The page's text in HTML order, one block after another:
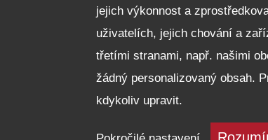
jejich výkonnost a
uživatelích, jejich chování a
třetími stranami, např. našimi
žádný personalizovaný obsah.
kdykoliv upravit.